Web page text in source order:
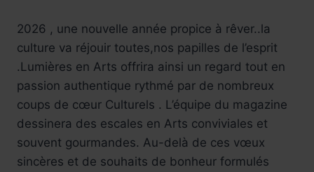
2026 , une nouvelle année propice à rêver..la
culture va réjouir toutes,nos papilles de l’esprit
.Lumières en Arts offrira ainsi un regard tout en
passion authentique rythmé par de nombreux
coups de cœur Culturels . L’équipe du magazine
dessinera des escales en Arts conviviales et
souvent gourmandes. Au-delà de ces vœux
sincères et de souhaits de bonheur formulés